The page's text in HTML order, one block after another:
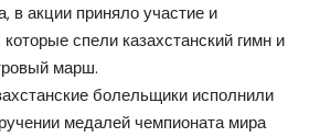
в акции приняло участие и
спели казахстанский гимн и
марш.
болельщики исполнили
медалей чемпионата мира